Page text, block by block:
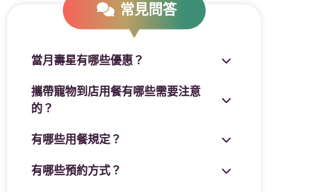
常見問答
當月壽星有哪些優惠？
攜帶寵物到店用餐有哪些需要注意
的？
有哪些用餐規定？
有哪些預約方式？